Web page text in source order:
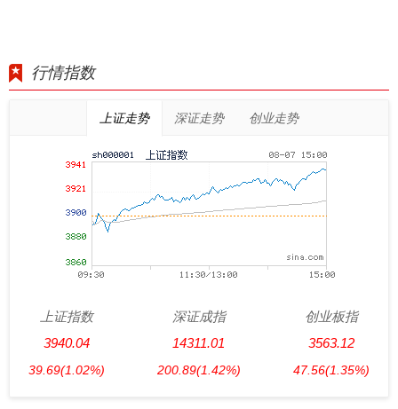
行情指数
上证走势 深证走势 创业走势
上证指数
3940.04
39.69(1.02%)
深证成指
14311.01
200.89(1.42%)
创业板指
3563.12
47.56(1.35%)